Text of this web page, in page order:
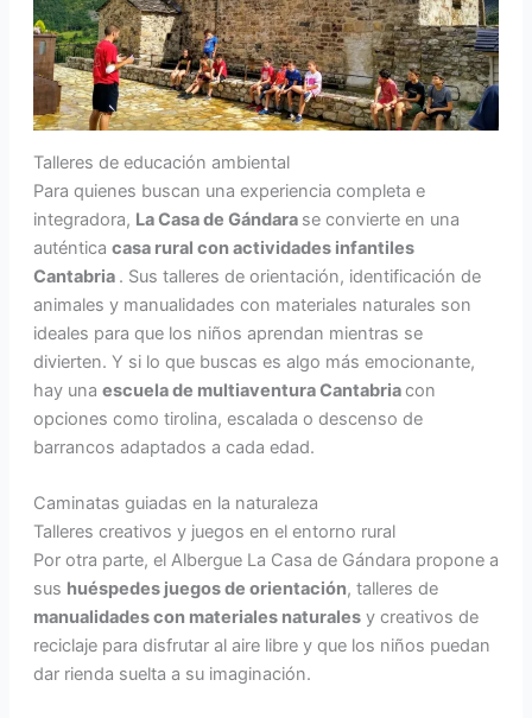
Talleres de educación ambiental
Para quienes buscan una experiencia completa e
integradora, La Casa de Gándara se convierte en una
auténtica casa rural con actividades infantiles
Cantabria . Sus talleres de orientación, identificación de
animales y manualidades con materiales naturales son
ideales para que los niños aprendan mientras se
divierten. Y si lo que buscas es algo más emocionante,
hay una escuela de multiaventura Cantabriacon
opciones como tirolina, escalada o descenso de
barrancos adaptados a cada edad.
Caminatas guiadas en la naturaleza
Talleres creativos y juegos en el entorno rural
Por otra parte, el Albergue La Casa de Gándara propone a
sus huéspedes juegos de orientación, talleres de
manualidades con materiales naturalesy creativos de
reciclaje para disfrutar al aire libre y que los niños puedan
dar rienda suelta a su imaginación.